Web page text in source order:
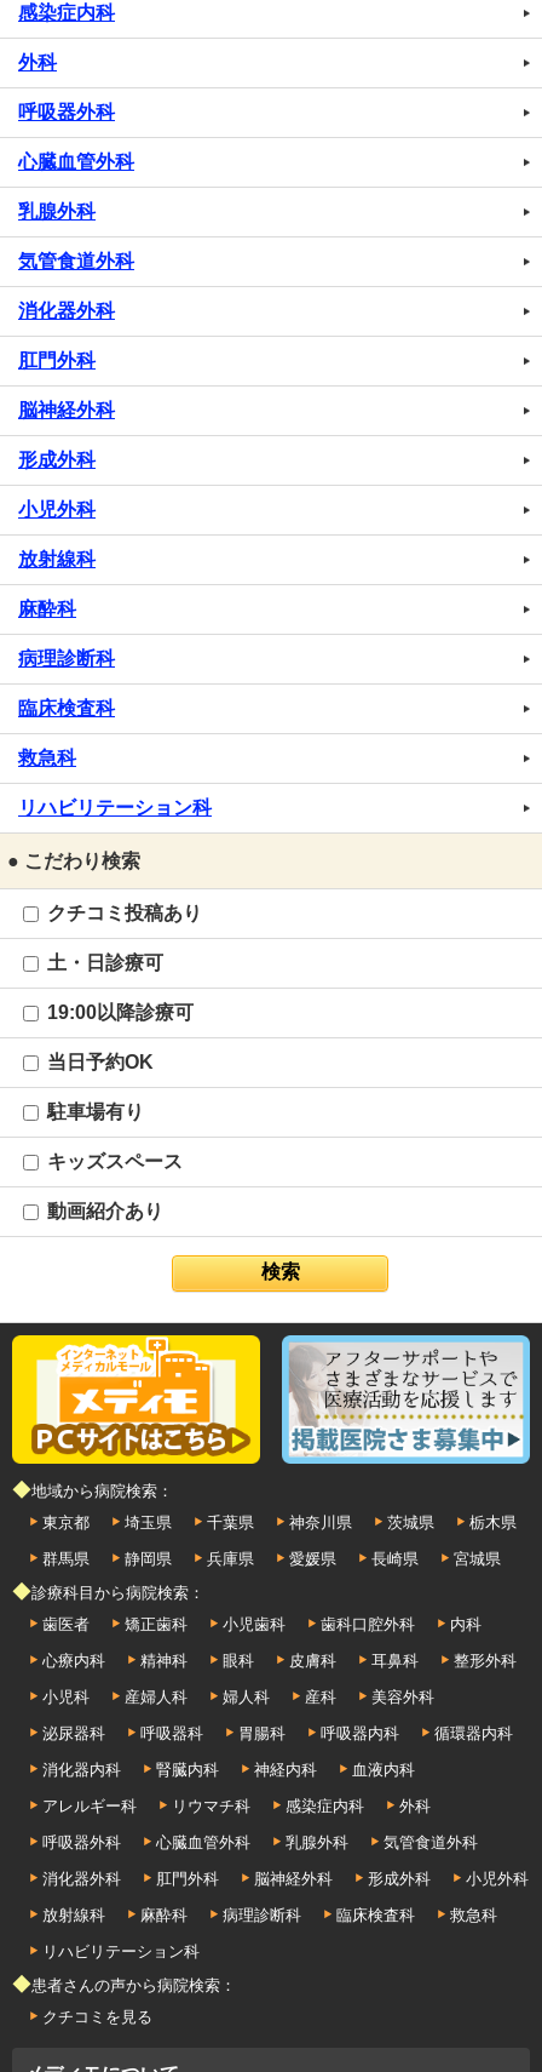
感染症内科
外科
呼吸器外科
心臓血管外科
乳腺外科
気管食道外科
消化器外科
肛門外科
脳神経外科
形成外科
小児外科
放射線科
麻酔科
病理診断科
臨床検査科
救急科
リハビリテーション科
● こだわり検索
クチコミ投稿あり
土・日診療可
19:00以降診療可
当日予約OK
駐車場有り
キッズスペース
動画紹介あり
◆地域から病院検索：
東京都
埼玉県 千葉県 神奈川県 茨城県
栃木県
群馬県
静岡県 兵庫県 愛媛県 長崎県
宮城県
◆診療科目から病院検索：
歯医者
矯正歯科 小児歯科 歯科口腔外科
内科
心療内科
精神科 眼科 皮膚科 耳鼻科
整形外科
小児科
産婦人科 婦人科 産科
美容外科
泌尿器科
呼吸器科 胃腸科 呼吸器内科
循環器内科
消化器内科
腎臓内科 神経内科
血液内科
アレルギー科
リウマチ科 感染症内科
外科
呼吸器外科
心臓血管外科 乳腺外科
気管食道外科
消化器外科
肛門外科 脳神経外科 形成外科
小児外科
放射線科
麻酔科 病理診断科 臨床検査科
救急科
リハビリテーション科
◆患者さんの声から病院検索：
クチコミを見る